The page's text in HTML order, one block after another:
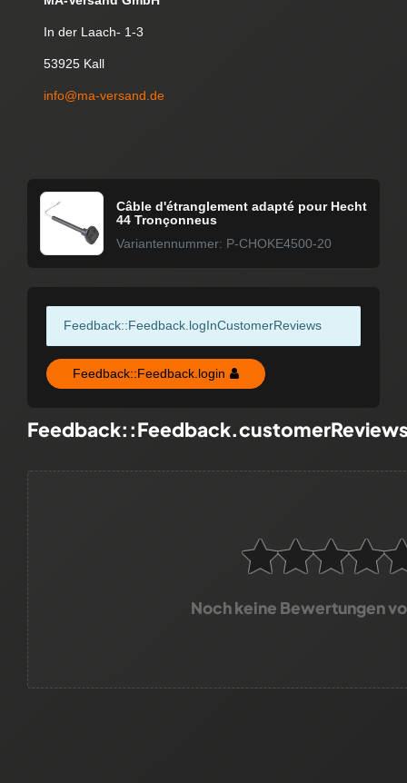
In der Laach- 1-3
53925 Kall
info@ma-versand.de
Câble d'étranglement adapté pour Hecht
44 Tronçonneus
Variantennummer: P-CHOKE4500-20
Feedback::Feedback.logInCustomerReviews
Feedback::Feedback.login
Noch keine Bewertungen